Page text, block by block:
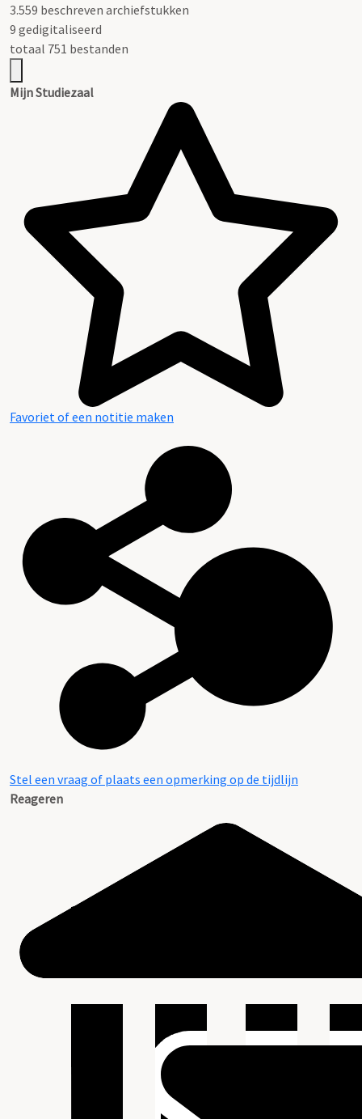
3.559 beschreven archiefstukken
9 gedigitaliseerd
totaal 751 bestanden
Mijn Studiezaal
Favoriet of een notitie maken
Stel een vraag of plaats een opmerking op de tijdlijn
Reageren